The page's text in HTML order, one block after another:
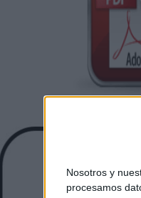
Nosotros y
procesamos